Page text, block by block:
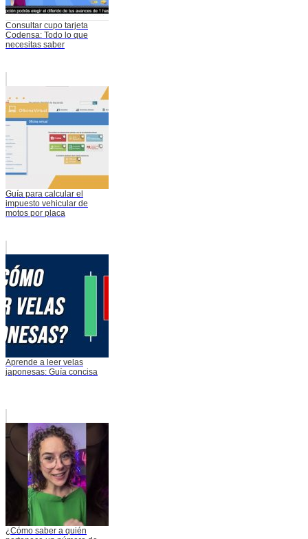
Consultar cupo tarjeta
Codensa: Todo lo que
necesitas saber
Guía para calcular el
impuesto vehicular de
motos por placa
Aprende a leer velas
japonesas: Guía concisa
¿Cómo saber a quién